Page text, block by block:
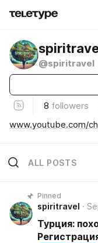
@spiritravel
8 followers
www.youtube.com/
ALL POSTS
Pinned
spiritravel
Турция: